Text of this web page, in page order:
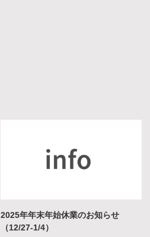
2025年年末年始休業のお知らせ
（12/27-1/4）